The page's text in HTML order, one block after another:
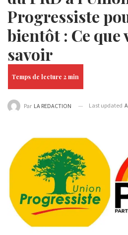
Progressiste
bientôt : Ce que
savoir
Par LA REDACTION Last updated